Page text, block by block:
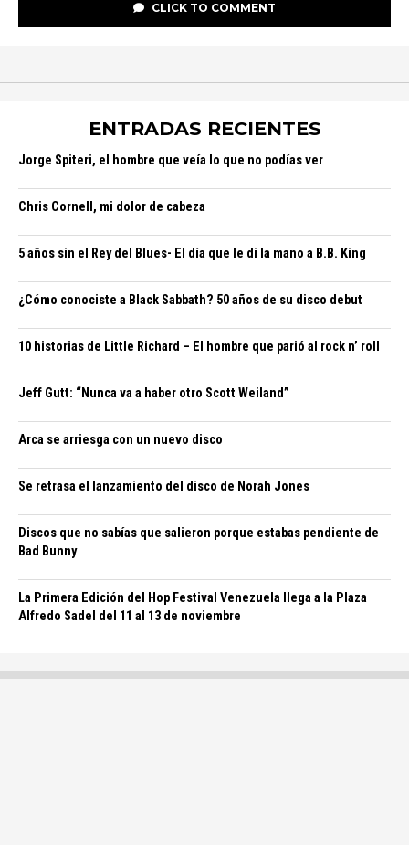
CLICK TO COMMENT
ENTRADAS RECIENTES
Jorge Spiteri, el hombre que veía lo que no podías ver
Chris Cornell, mi dolor de cabeza
5 años sin el Rey del Blues- El día que le di la mano a B.B. King
¿Cómo conociste a Black Sabbath? 50 años de su disco debut
10 historias de Little Richard – El hombre que parió al rock n’ roll
Jeff Gutt: “Nunca va a haber otro Scott Weiland”
Arca se arriesga con un nuevo disco
Se retrasa el lanzamiento del disco de Norah Jones
Discos que no sabías que salieron porque estabas pendiente de
Bad Bunny
La Primera Edición del Hop Festival Venezuela llega a la Plaza
Alfredo Sadel del 11 al 13 de noviembre